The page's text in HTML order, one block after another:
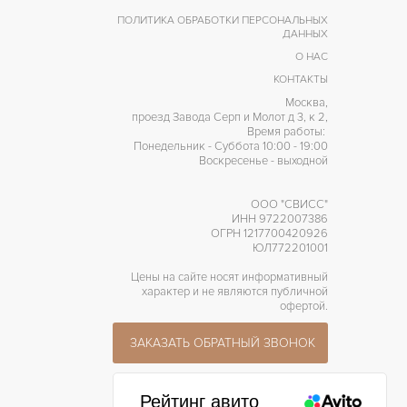
ПОЛИТИКА ОБРАБОТКИ ПЕРСОНАЛЬНЫХ
ДАННЫХ
О НАС
КОНТАКТЫ
Москва,
проезд Завода Серп и Молот д 3, к 2,
Время работы:
Понедельник - Суббота 10:00 - 19:00
Воскресенье - выходной
ООО "СВИСС"
ИНН 9722007386
ОГРН 1217700420926
ЮЛ772201001
Цены на сайте носят информативный
характер и не являются публичной
офертой.
ЗАКАЗАТЬ ОБРАТНЫЙ ЗВОНОК
Рейтинг авито